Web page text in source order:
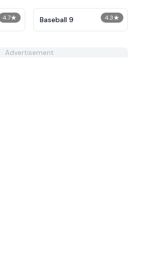
4.7★ 4.3★
Baseball 9
Advertisement